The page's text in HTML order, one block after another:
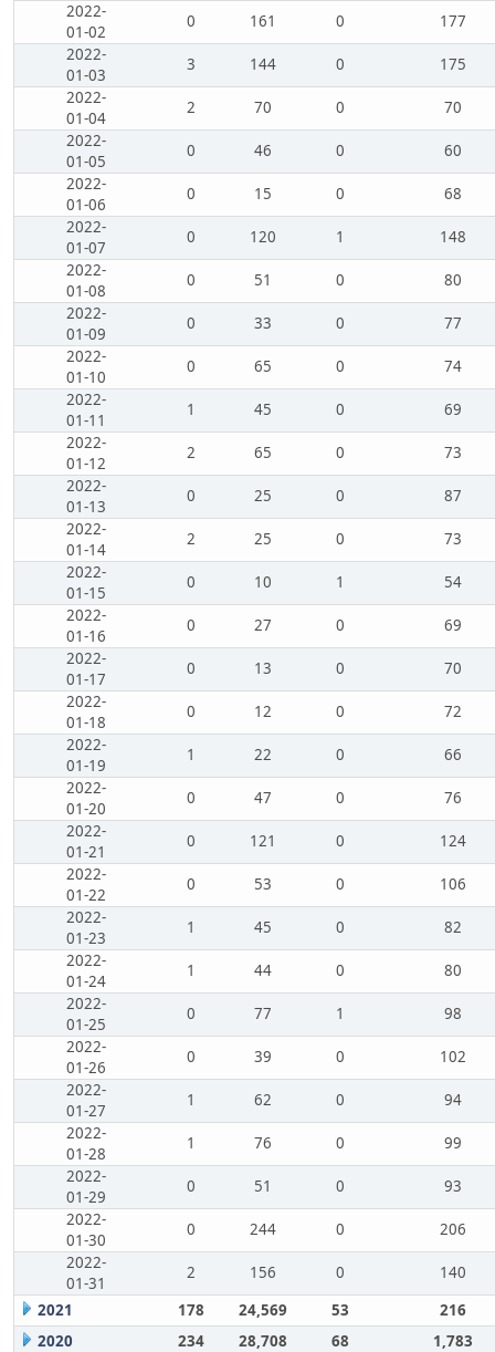
2022-
01-02
0 161 0
177
2022-
01-03
3 144 0
175
2022-
01-04
2 70 0
70
2022-
01-05
0 46 0
60
2022-
01-06
0 15 0
68
2022-
01-07
0 120 1
148
2022-
01-08
0 51 0
80
2022-
01-09
0 33 0
77
2022-
01-10
0 65 0
74
2022-
01-11
1 45 0
69
2022-
01-12
2 65 0
73
2022-
01-13
0 25 0
87
2022-
01-14
2 25 0
73
2022-
01-15
0 10 1
54
2022-
01-16
0 27 0
69
2022-
01-17
0 13 0
70
2022-
01-18
0 12 0
72
2022-
01-19
1 22 0
66
2022-
01-20
0 47 0
76
2022-
01-21
0 121 0
124
2022-
01-22
0 53 0
106
2022-
01-23
1 45 0
82
2022-
01-24
1 44 0
80
2022-
01-25
0 77 1
98
2022-
01-26
0 39 0
102
2022-
01-27
1 62 0
94
2022-
01-28
1 76 0
99
2022-
01-29
0 51 0
93
2022-
01-30
0 244 0
206
2022-
01-31
2 156 0
140
2021
178 24,569 53
216
2020
234 28,708 68
1,783